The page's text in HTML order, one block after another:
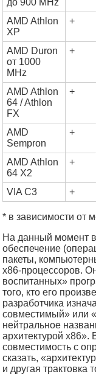
AMD Athlon
XP
+
AMD Duron
от 1000
MHz
+
AMD Athlon
64 / Athlon
FX
+
AMD
Sempron
+
AMD Athlon
64 X2
+
VIA C3 +
* в зависимости от
На данный момент
обеспечение
пакеты,
x86-процессоров.
воспитанных»
того, кто его
разработчика
совместимый» или
нейтральное
архитектурой x86».
совместимость с
сказать,
и другая трактовка